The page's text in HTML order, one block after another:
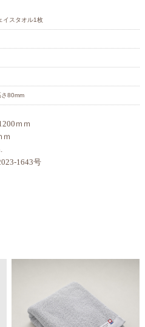
イスタオル1枚
80mm
ｍｍ
ｍ
1643号